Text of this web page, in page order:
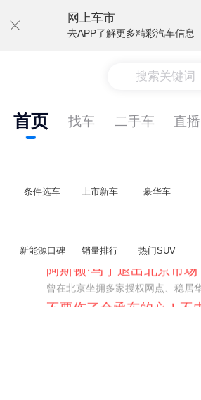
网上车市
去APP了解更多精彩汽车信息
搜索关键词
首页 找车 二手车 直播
条件选车 上市新车 豪华车
新能源口碑 销量排行 热门SUV